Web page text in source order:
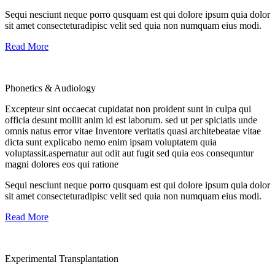
Sequi nesciunt neque porro qusquam est qui dolore ipsum quia dolor
sit amet consecteturadipisc velit sed quia non numquam eius modi.
Read More
Phonetics & Audiology
Excepteur sint occaecat cupidatat non proident sunt in culpa qui
officia desunt mollit anim id est laborum. sed ut per spiciatis unde
omnis natus error vitae Inventore veritatis quasi architebeatae vitae
dicta sunt explicabo nemo enim ipsam voluptatem quia
voluptassit.aspernatur aut odit aut fugit sed quia eos consequntur
magni dolores eos qui ratione
Sequi nesciunt neque porro qusquam est qui dolore ipsum quia dolor
sit amet consecteturadipisc velit sed quia non numquam eius modi.
Read More
Experimental Transplantation